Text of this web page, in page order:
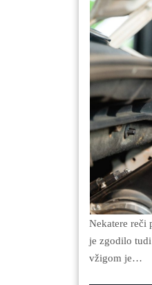
Nekatere reči pogosto jemljemo kot nekaj samoumevnega, vendar lahko hitro ugotovimo, da temu ni tako. To se
je zgodilo
vžigom je…